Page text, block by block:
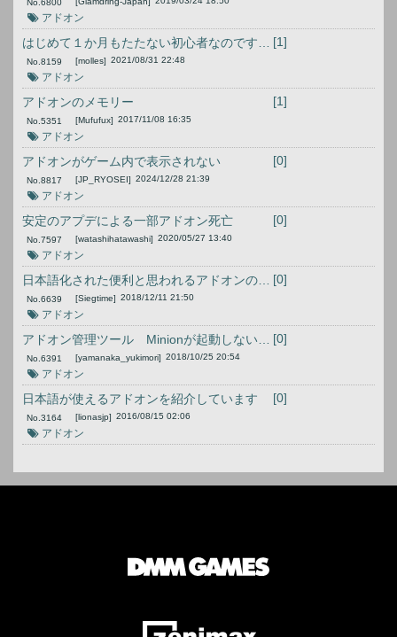
No. 6800
アドオン
No. 8159
[1]
[molles] 2021/08/31 22:48
アドオン
No. 5351
アドオンのメモリー [1]
[Mufufux] 2017/11/08 16:35
アドオン
No. 8817
アドオンがゲーム内で表示されない [0]
[JP_RYOSEI] 2024/12/28 21:39
アドオン
No. 7597
安定のアプデによる一部アドオン死亡 [0]
[watashihatawashi] 2020/05/27 13:40
アドオン
No. 6639
[0]
[Siegtime] 2018/12/11 21:50
アドオン
No. 6391
[0]
[yamanaka_yukimori] 2018/10/25 20:54
アドオン
No. 3164
日本語が使えるアドオンを紹介しています [0]
[lionasjp] 2016/08/15 02:06
アドオン